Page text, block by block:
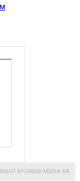
BY GREMI MEDIA SA